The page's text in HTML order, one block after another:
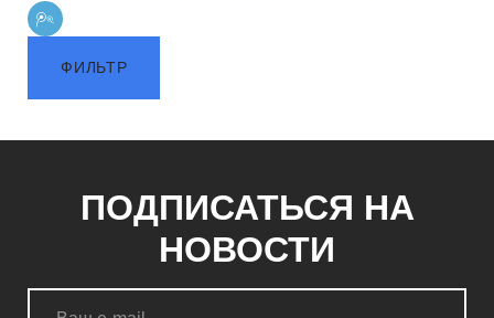
ФИЛЬТР
ПОДПИСАТЬСЯ НА
НОВОСТИ